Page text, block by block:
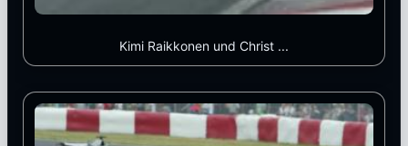
Kimi Raikkonen und Christ ...